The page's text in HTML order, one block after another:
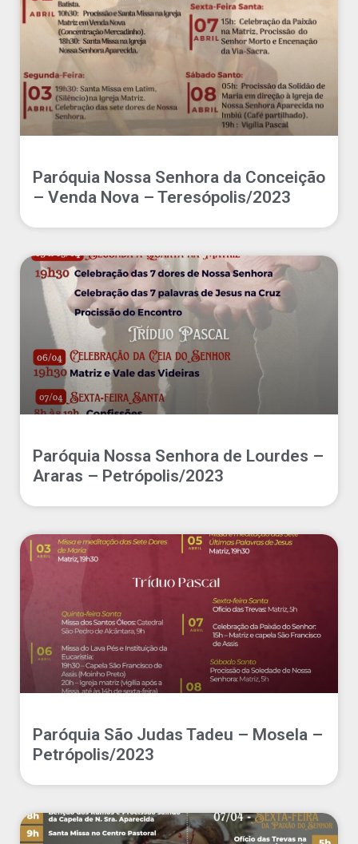
Paróquia Nossa Senhora da Conceição
– Venda Nova – Teresópolis/2023
Paróquia Nossa Senhora de Lourdes –
Araras – Petrópolis/2023
Paróquia São Judas Tadeu – Mosela –
Petrópolis/2023